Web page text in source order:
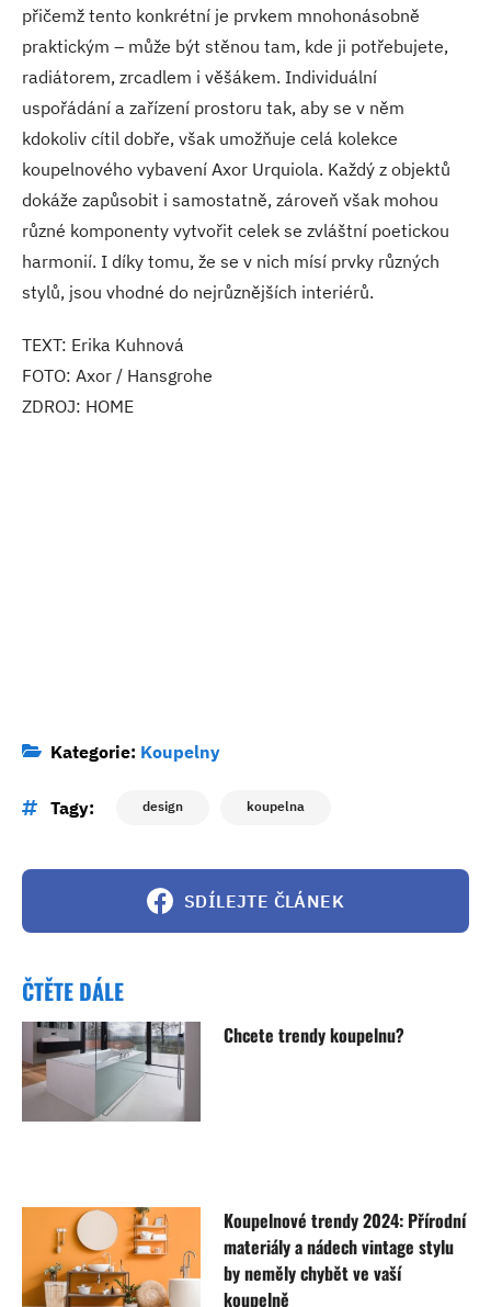
přičemž tento konkrétní je prvkem mnohonásobně
praktickým – může být stěnou tam, kde ji potřebujete,
radiátorem, zrcadlem i věšákem. Individuální
uspořádání a zařízení prostoru tak, aby se v něm
kdokoliv cítil dobře, však umožňuje celá kolekce
koupelnového vybavení Axor Urquiola. Každý z objektů
dokáže zapůsobit i samostatně, zároveň však mohou
různé komponenty vytvořit celek se zvláštní poetickou
harmonií. I díky tomu, že se v nich mísí prvky různých
stylů, jsou vhodné do nejrůznějších interiérů.
TEXT: Erika Kuhnová
FOTO: Axor / Hansgrohe
ZDROJ: HOME
Kategorie: Koupelny
Tagy: design koupelna
SDÍLEJTE ČLÁNEK
ČTĚTE DÁLE
Chcete trendy koupelnu?
Koupelnové trendy 2024: Přírodní
materiály a nádech vintage stylu
by neměly chybět ve vaší
koupelně